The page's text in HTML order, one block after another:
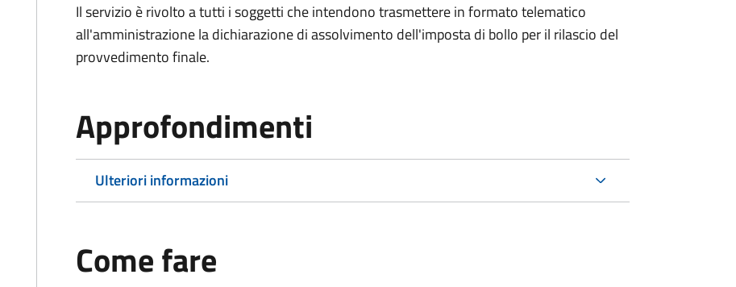
Il servizio è rivolto a tutti i soggetti che intendono trasmettere in formato telematico
all'amministrazione la dichiarazione di assolvimento dell'imposta di bollo per il rilascio del
provvedimento finale.
Approfondimenti
Ulteriori informazioni
Come fare